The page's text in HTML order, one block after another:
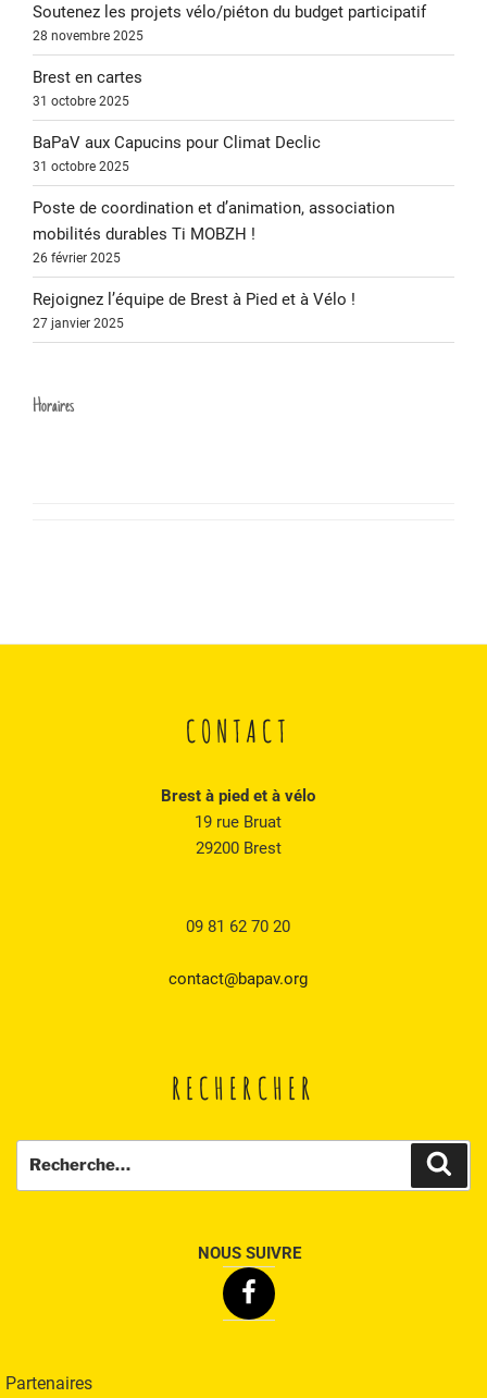
Soutenez les projets vélo/piéton du budget participatif
28 novembre 2025
Brest en cartes
31 octobre 2025
BaPaV aux Capucins pour Climat Declic
31 octobre 2025
Poste de coordination et d’animation, association
mobilités durables Ti MOBZH !
26 février 2025
Rejoignez l’équipe de Brest à Pied et à Vélo !
27 janvier 2025
Horaires
CONTACT
Brest à pied et à vélo
19 rue Bruat
29200 Brest
09 81 62 70 20
contact@bapav.org
RECHERCHER
NOUS SUIVRE
Facebook
Partenaires